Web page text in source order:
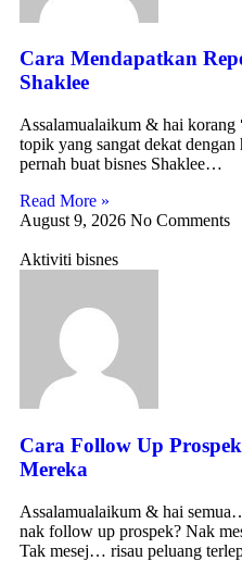
Cara Mendapatkan
Shaklee
Assalamualaikum & hai korang
topik yang sangat dekat dengan
pernah buat bisnes Shaklee…
Read More »
August 9, 2026 No Comments
Aktiviti bisnes
Cara Follow Up
Mereka
Assalamualaikum & hai
nak follow up prospek? Nak
Tak mesej… risau peluang